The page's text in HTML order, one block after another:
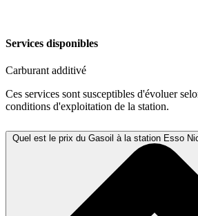
Services disponibles
Carburant additivé
Ces services sont susceptibles d'évoluer
conditions d'exploitation de la station.
Quel est le prix du Gasoil à la station Esso